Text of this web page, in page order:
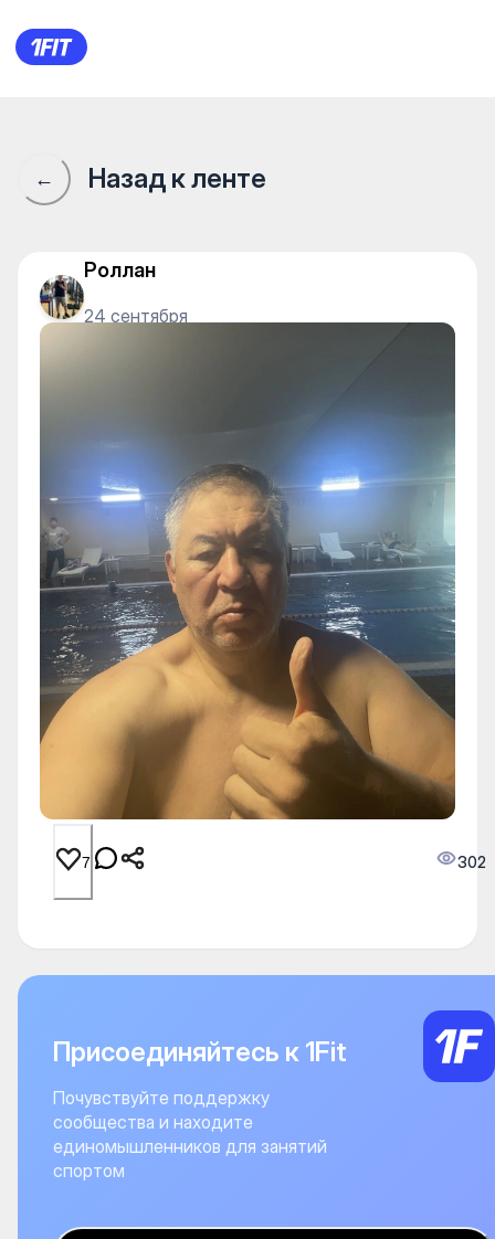
Сообщество 1Fit · 1Fit
← Назад к ленте
Роллан
24 сентября
7 302
Присоединяйтесь к 1Fit
Почувствуйте поддержку
сообщества и находите
единомышленников для занятий
спортом